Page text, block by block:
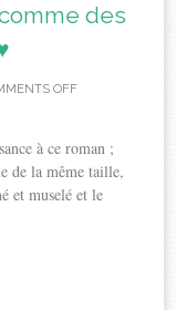
des
OFF
à ce roman ;
de la même taille,
et muselé et le